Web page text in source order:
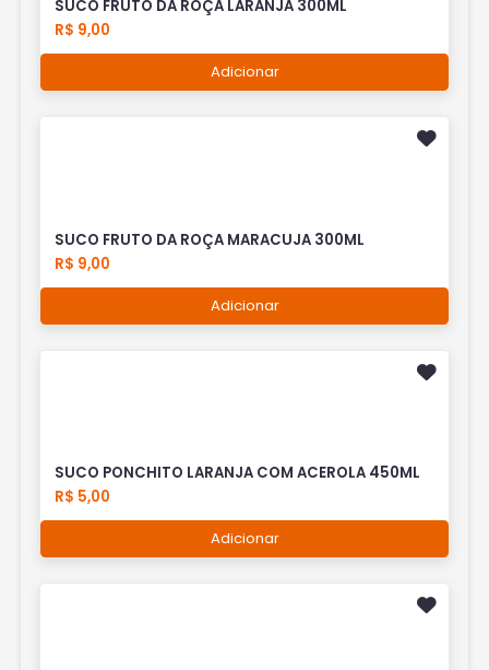
SUCO FRUTO DA ROÇA LARANJA 300ML
R$ 9,00
Adicionar
SUCO FRUTO DA ROÇA MARACUJA 300ML
R$ 9,00
Adicionar
SUCO PONCHITO LARANJA COM ACEROLA 450ML
R$ 5,00
Adicionar